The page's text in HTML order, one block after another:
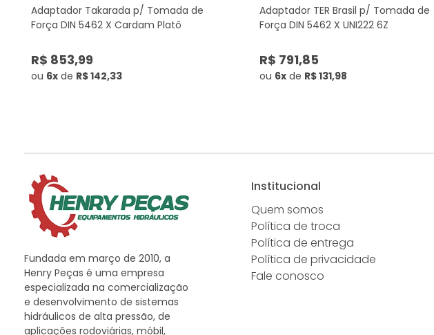
Adaptador Takarada p/ Tomada de
Força DIN 5462 X Cardam Platô
R$ 853,99
ou 6x de R$ 142,33
Adaptador TER Brasil p/ Tomada de
Força DIN 5462 X UNI222 6Z
R$ 791,85
ou 6x de R$ 131,98
Fundada em março de 2010, a
Henry Peças é uma empresa
especializada na comercialização
e desenvolvimento de sistemas
hidráulicos de alta pressão, de
aplicações rodoviárias, móbil,
Institucional
Quem somos
Política de troca
Política de entrega
Política de privacidade
Fale conosco